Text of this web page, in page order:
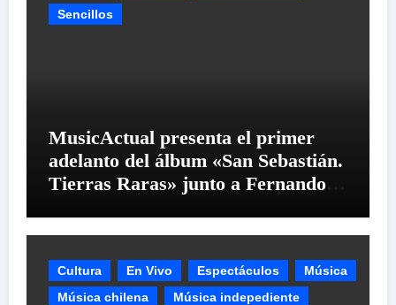
Sencillos
MusicActual presenta el primer
adelanto del álbum «San Sebastián.
Tierras Raras» junto a Fernando
Cultura En Vivo Espectáculos
Música
Música chilena
Música indepediente